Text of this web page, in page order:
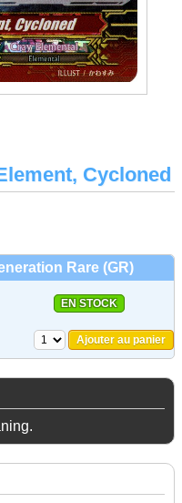
Cycloned
Rare (GR)
EN STOCK
Ajouter au panier